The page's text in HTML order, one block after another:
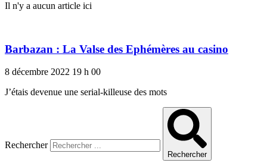
Il n'y a aucun article ici
Barbazan : La Valse des Ephémères au casino
8 décembre 2022 19 h 00
J’étais devenue une serial-killeuse des mots
Rechercher
Rechercher